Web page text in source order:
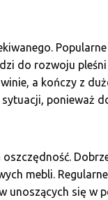
do rozwoju
a kończy z
ponieważ
mebli.
się w